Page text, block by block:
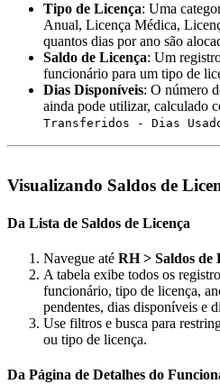
Tipo de Licença: Uma
Anual, Licença Médica,
quantos dias por ano são
Saldo de Licença: Um
funcionário para um tipo de
Dias Disponíveis: O número
ainda pode utilizar, calculado
Transferidos - Dias
Visualizando Saldos de
Da Lista de Saldos de Licença
Navegue até RH > Saldos de
A tabela exibe todos os
funcionário, tipo de licença,
pendentes, dias disponíveis e
Use filtros e busca para
ou tipo de licença.
Da Página de Detalhes do